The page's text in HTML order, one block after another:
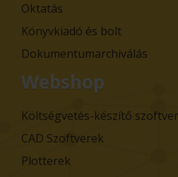
Oktatás
Könyvkiadó és bolt
Dokumentumarchiválás
Webshop
Költségvetés-készítő
CAD Szoftverek
Plotterek